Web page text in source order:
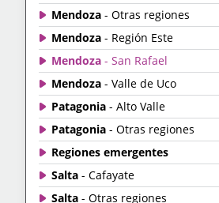
Mendoza - Otras regiones
Mendoza - Región Este
Mendoza - San Rafael
Mendoza - Valle de Uco
Patagonia - Alto Valle
Patagonia - Otras regiones
Regiones emergentes
Salta - Cafayate
Salta - Otras regiones